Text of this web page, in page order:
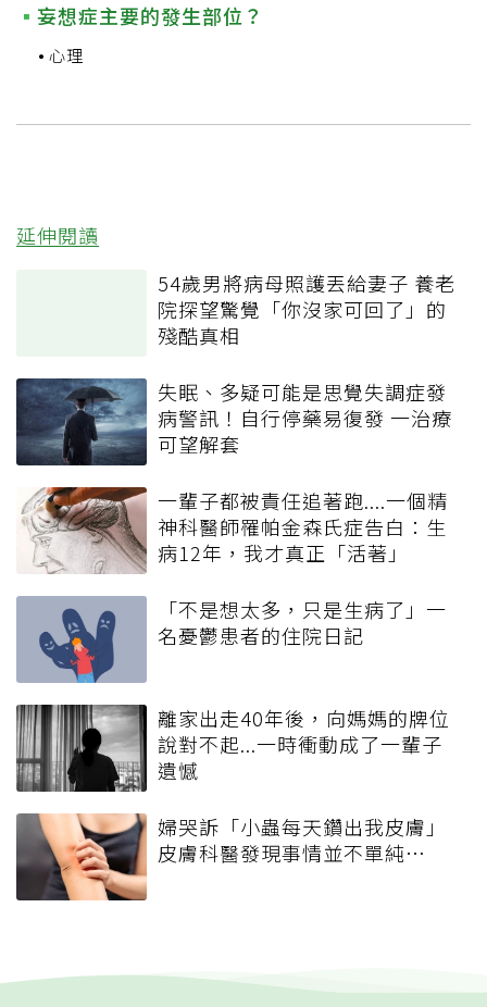
妄想症主要的發生部位？
心理
延伸閱讀
54歲男將病母照護丟給妻子 養老
院探望驚覺「你沒家可回了」的
殘酷真相
失眠、多疑可能是思覺失調症發
病警訊！自行停藥易復發 一治療
可望解套
一輩子都被責任追著跑....一個精
神科醫師罹帕金森氏症告白：生
病12年，我才真正「活著」
「不是想太多，只是生病了」一
名憂鬱患者的住院日記
離家出走40年後，向媽媽的牌位
說對不起...一時衝動成了一輩子
遺憾
婦哭訴「小蟲每天鑽出我皮膚」
皮膚科醫發現事情並不單純…